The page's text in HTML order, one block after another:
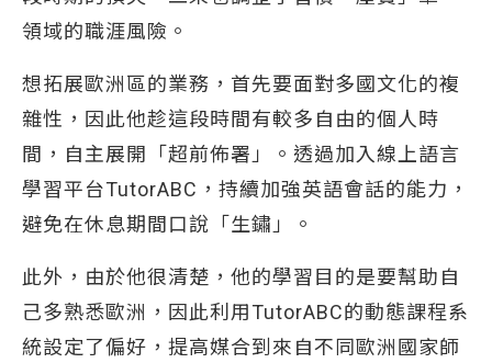
領域的職涯風險。
想拓展歐洲區的業務，首先要面對多國文化的複
雜性，因此他趁這段時間有較多自由的個人時
間，自主展開「超前佈署」。透過加入線上語言
學習平台TutorABC，持續加強英語會話的能力，
避免在休息期間口說「生鏽」。
此外，由於他很清楚，他的學習目的是要幫助自
己多熟悉歐洲，因此利用TutorABC的動態課程系
統設定了偏好，提高媒合到來自不同歐洲國家師